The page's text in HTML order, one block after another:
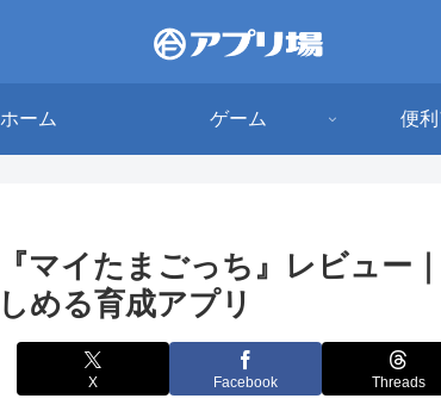
ホーム ゲーム 便利
『マイたまごっち』レビュー
しめる育成アプリ
X Facebook Threads